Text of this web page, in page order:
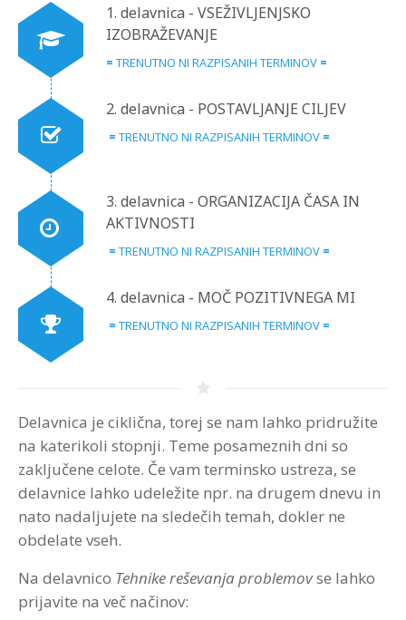
1. delavnica - VSEŽIVLJENJSKO
IZOBRAŽEVANJE
= TRENUTNO NI RAZPISANIH TERMINOV =
2. delavnica - POSTAVLJANJE CILJEV
= TRENUTNO NI RAZPISANIH TERMINOV =
3. delavnica - ORGANIZACIJA ČASA IN
AKTIVNOSTI
= TRENUTNO NI RAZPISANIH TERMINOV =
4. delavnica - MOČ POZITIVNEGA MI
= TRENUTNO NI RAZPISANIH TERMINOV =
Delavnica je ciklična, torej se nam lahko pridružite
na katerikoli stopnji. Teme posameznih dni so
zaključene celote. Če vam terminsko ustreza, se
delavnice lahko udeležite npr. na drugem dnevu in
nato nadaljujete na sledečih temah, dokler ne
obdelate vseh.
Na delavnico Tehnike reševanja problemovse lahko
prijavite na več načinov: